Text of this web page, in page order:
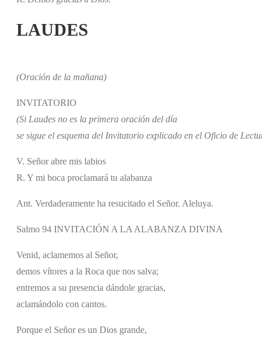
LAUDES
(Oración de la mañana)
INVITATORIO
(Si Laudes no es la primera oración del día
se sigue el esquema del Invitatorio explicado en el Oficio de
V. Señor abre mis labios
R. Y mi boca proclamará tu alabanza
Ant. Verdaderamente ha resucitado el Señor. Aleluya.
Salmo 94 INVITACIÓN A LA ALABANZA DIVINA
Venid, aclamemos al Señor,
demos vítores a la Roca que nos salva;
entremos a su presencia dándole gracias,
aclamándolo con cantos.
Porque el Señor es un Dios grande,